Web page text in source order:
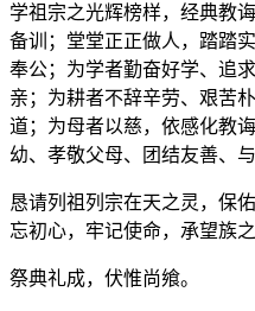
学祖宗之光辉榜样，经典教
备训；堂堂正正做人，踏踏
奉公；为学者勤奋好学、追
亲；为耕者不辞辛劳、艰苦
道；为母者以慈，依感化教
幼、孝敬父母、团结友善、
恳请列祖列宗在天之灵，保
忘初心，牢记使命，承望族
祭典礼成，伏惟尚飨。